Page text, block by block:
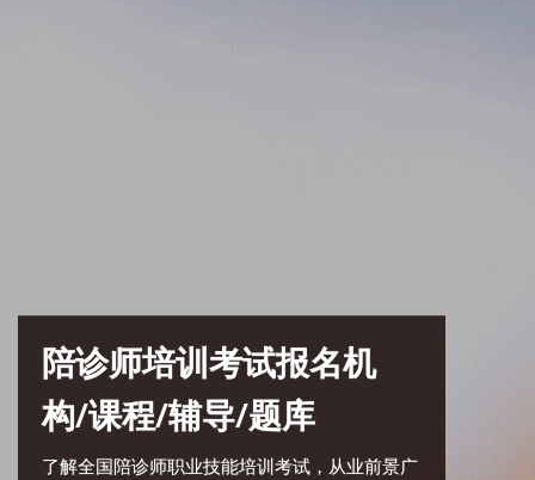
陪诊师培训考试报名机
构/课程/辅导/题库
了解全国陪诊师职业技能培训考试，从业前景广